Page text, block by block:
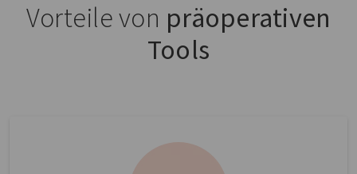
Vorteile von präoperativen
Tools